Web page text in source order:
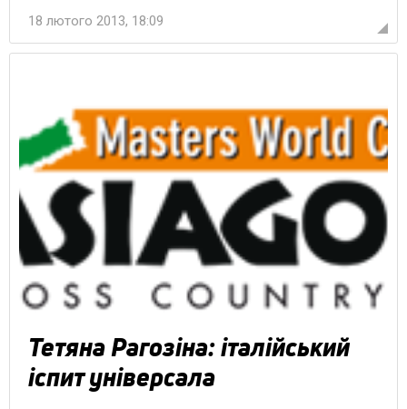
18 лютого 2013, 18:09
Тетяна Рагозіна: італійський
іспит універсала